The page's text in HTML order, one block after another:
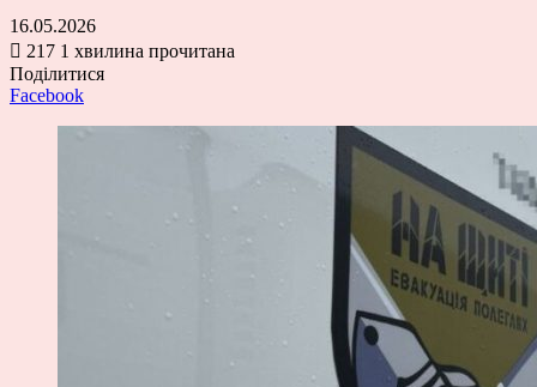
16.05.2026
217 1 хвилина прочитана
Поділитися
Facebook